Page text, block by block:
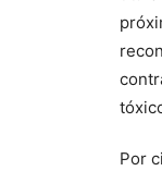
Por